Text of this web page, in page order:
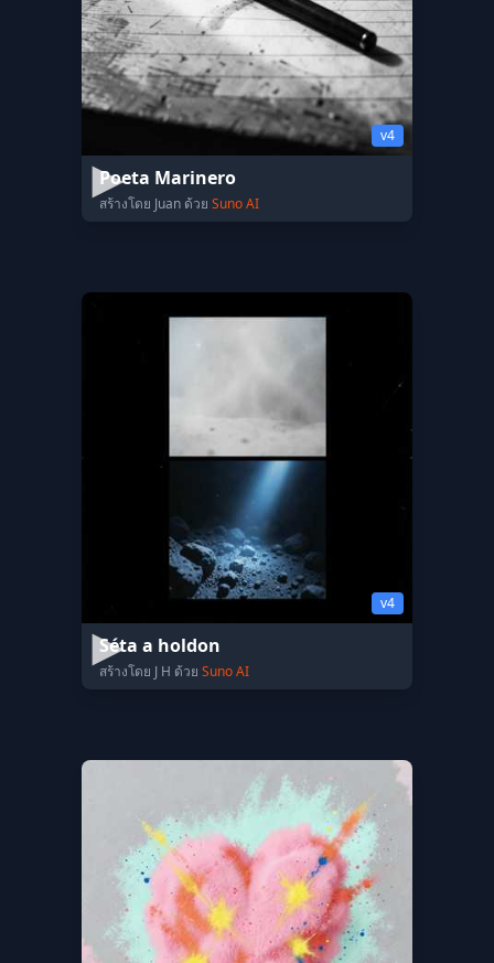
v4
Poeta Marinero
สร้างโดย Juan ด้วย Suno AI
v4
Séta a holdon
สร้างโดย J H ด้วย Suno AI